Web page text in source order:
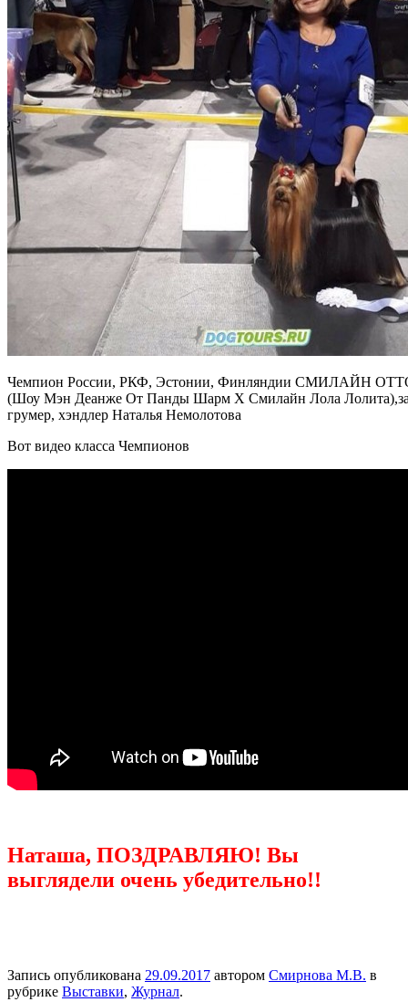
Чемпион России, РКФ, Эстонии, Финляндии СМИЛАЙН
(Шоу Мэн Деанже От Панды Шарм Х Смилайн Лола
грумер, хэндлер Наталья Немолотова
Вот видео класса Чемпионов
Наташа, ПОЗДРАВЛЯЮ! Вы
выглядели очень убедительно!!
Запись опубликована 29.09.2017 автором Смирнова М.В. в
рубрике Выставки, Журнал.